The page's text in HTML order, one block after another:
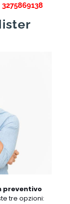
3275869138
preventivo
tre opzioni: